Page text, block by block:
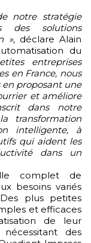
notre stratégie
des solutions
», déclare Alain
du
entreprises
en France, nous
en proposant une
et améliore
dans notre
transformation
intelligente, à
qui aident les
dans un
complet de
besoins variés
plus petites
et efficaces
de leur
des